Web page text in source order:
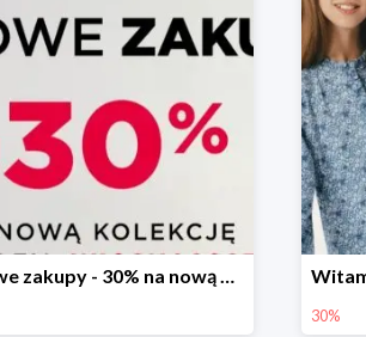
Stylowe zakupy - 30% na nową kolekcję
30%